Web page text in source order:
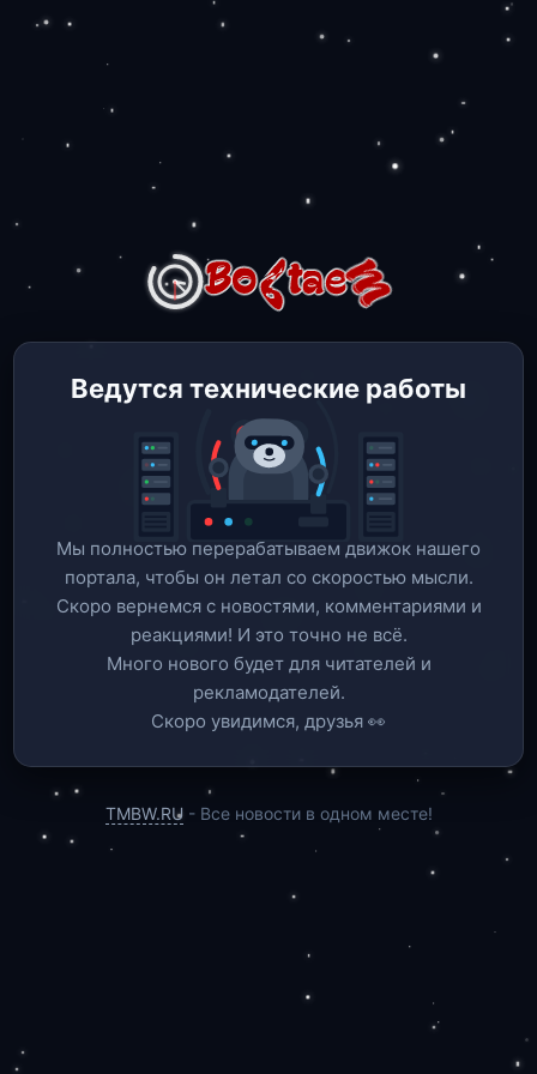
Ведутся технические работы
Мы полностью перерабатываем движок нашего
портала, чтобы он летал со скоростью мысли.
Скоро вернемся c новостями, комментариями и
реакциями! И это точно не всё.
Много нового будет для читателей и
рекламодателей.
Скоро увидимся, друзья 👀
TMBW.RU- Все новости в одном месте!